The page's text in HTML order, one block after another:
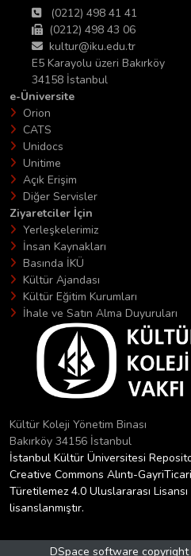
(0212) 498 41 41
(0212) 498 43 06
kultur@iku.edu.tr
E5 Karayolu üzeri Bakırköy
34158 İstanbul
e-Üniversite
Orion
CATS
Unidocs
Unitime
Açık Erişim
Diğer Servisler
Ziyaretciler İçin
Yerleşkelerimiz
İnsan Kaynakları
Basında İKÜ
Kültür Ajandası
Kültür Eğitim Kurumları
İhale ve Satın Alma Duyuruları
Kültür Koleji Yönetim Binası
Bakırköy 34156 İstanbul
İstanbul Kültür Üniversitesi
Creative Commons Alıntı-
Türetilemez 4.0 Uluslararası Lisansı
lisanslanmıştır.
DSpace software